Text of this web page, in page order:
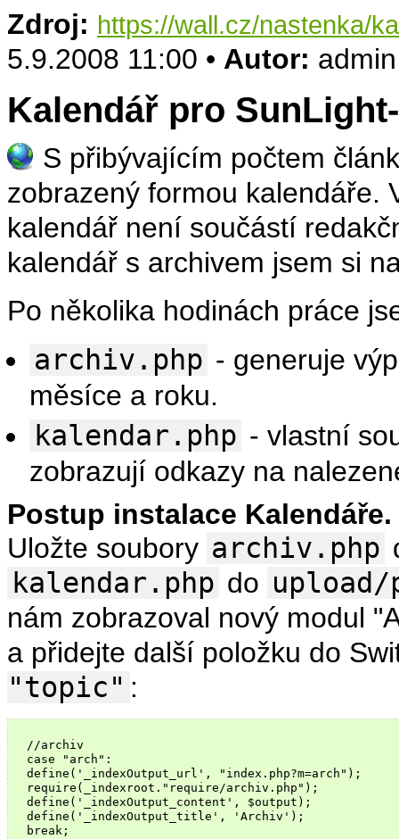
Zdroj: https://wall.cz/nastenka/
5.9.2008 11:00 • Autor: admin
Kalendář pro
S přibývajícím počtem
zobrazený formou kalendáře.
kalendář není součástí
kalendář s archivem jsem si
Po několika hodinách práce
archiv.php - generuje
měsíce a roku.
kalendar.php - vlastní
zobrazují odkazy na
Postup instalace Kalendáře.
Uložte soubory archiv.php
kalendar.php do upload/
nám zobrazoval nový modul
a přidejte další položku do
"topic" :
  //archiv
  case "arch":
  define('_indexOutput_url', "index.php?m=arch");
  require(_indexroot."require/archiv.php");
  define('_indexOutput_content', $output);
  define('_indexOutput_title', 'Archiv');